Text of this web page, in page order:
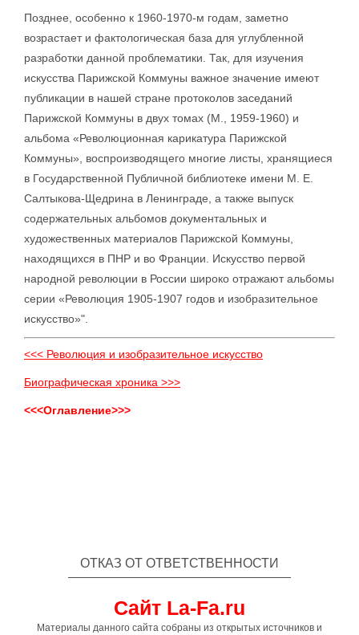
Позднее, особенно к 1960-1970-м годам, заметно
возрастает и фактологическая база для углубленной
разработки данной проблематики. Так, для изучения
искусства Парижской Коммуны важное значение имеют
публикации в нашей стране протоколов заседаний
Парижской Коммуны в двух томах (М., 1959-1960) и
альбома «Революционная карикатура Парижской
Коммуны», воспроизводящего многие листы, хранящиеся
в Государственной Публичной библиотеке имени М. Е.
Салтыкова-Щедрина в Ленинграде, а также выпуск
содержательных альбомов документальных и
художественных материалов Парижской Коммуны,
находящихся в ПНР и во Франции. Искусство первой
народной революции в России широко отражают альбомы
серии «Революция 1905-1907 годов и изобразительное
искусство»".
<<< Революция и изобразительное искусство
Биографическая хроника >>>
<<<Оглавление>>>
ОТКАЗ ОТ ОТВЕТСТВЕННОСТИ
Сайт La-Fa.ru
Материалы данного сайта собраны из открытых источников и